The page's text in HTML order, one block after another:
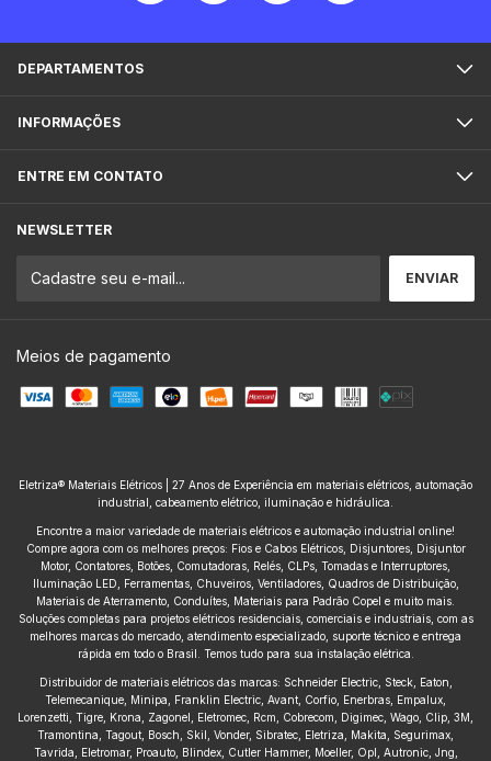
DEPARTAMENTOS
INFORMAÇÕES
ENTRE EM CONTATO
NEWSLETTER
Meios de pagamento
Eletriza® Materiais Elétricos | 27 Anos de Experiência em materiais elétricos, automação
industrial, cabeamento elétrico, iluminação e hidráulica.
Encontre a maior variedade de materiais elétricos e automação industrial online!
Compre agora com os melhores preços: Fios e Cabos Elétricos, Disjuntores, Disjuntor
Motor, Contatores, Botões, Comutadoras, Relés, CLPs, Tomadas e Interruptores,
Iluminação LED, Ferramentas, Chuveiros, Ventiladores, Quadros de Distribuição,
Materiais de Aterramento, Conduítes, Materiais para Padrão Copel e muito mais.
Soluções completas para projetos elétricos residenciais, comerciais e industriais, com as
melhores marcas do mercado, atendimento especializado, suporte técnico e entrega
rápida em todo o Brasil. Temos tudo para sua instalação elétrica.
Distribuidor de materiais elétricos das marcas: Schneider Electric, Steck, Eaton,
Telemecanique, Minipa, Franklin Electric, Avant, Corfio, Enerbras, Empalux,
Lorenzetti, Tigre, Krona, Zagonel, Eletromec, Rcm, Cobrecom, Digimec, Wago, Clip, 3M,
Tramontina, Tagout, Bosch, Skil, Vonder, Sibratec, Eletriza, Makita, Segurimax,
Tavrida, Eletromar, Proauto, Blindex, Cutler Hammer, Moeller, Opl, Autronic, Jng,